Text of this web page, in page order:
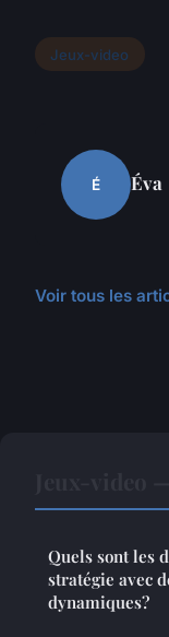
Jeux-video
É Éva
Voir tous les
Quels sont les
stratégie avec
dynamiques?